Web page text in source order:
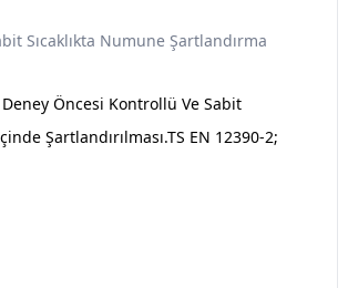
Sıcaklıkta Numune Şartlandırma
Öncesi Kontrollü Ve Sabit
Şartlandırılması.TS EN 12390-2;